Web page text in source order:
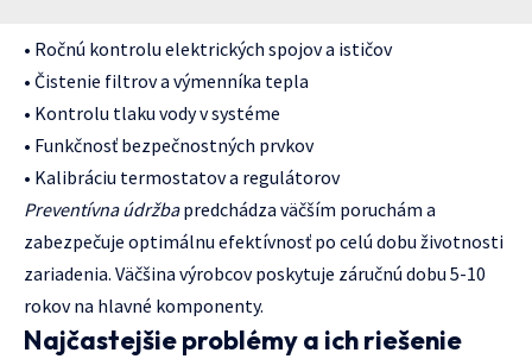
• Ročnú kontrolu elektrických spojov a ističov
• Čistenie filtrov a výmenníka tepla
• Kontrolu tlaku vody v systéme
• Funkčnosť bezpečnostných prvkov
• Kalibráciu termostatov a regulátorov
Preventívna údržbapredchádza väčším poruchám a
zabezpečuje optimálnu efektívnosť po celú dobu životnosti
zariadenia. Väčšina výrobcov poskytuje záručnú dobu 5-10
rokov na hlavné komponenty.
Najčastejšie problémy a ich riešenie